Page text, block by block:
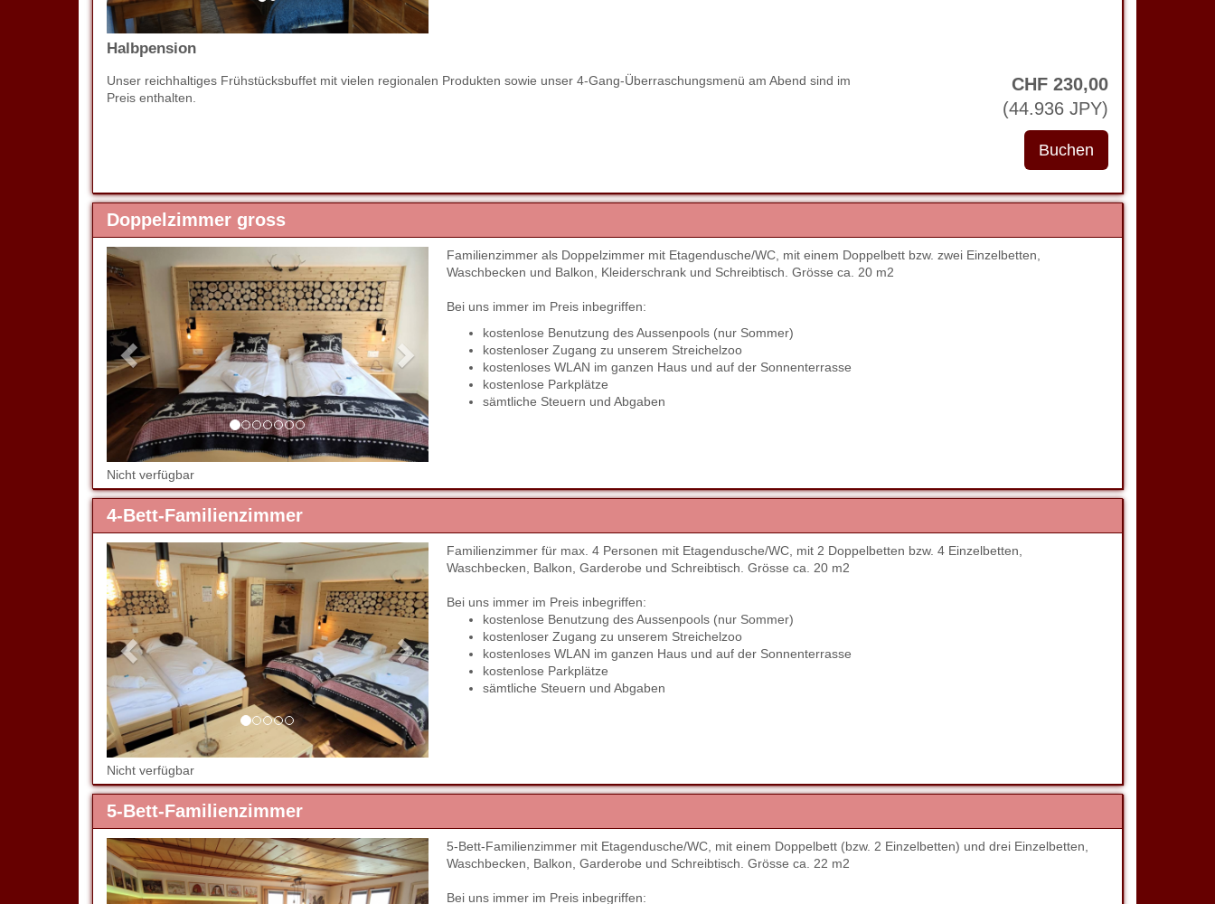
Halbpension
Unser reichhaltiges Frühstücksbuffet mit vielen regionalen Produkten sowie unser 4-Gang-Überraschungsmenü am Abend sind im
Preis enthalten.
CHF 230,00
(44.936 JPY)
Doppelzimmer gross
Previous
Familienzimmer als Doppelzimmer mit Etagendusche/WC, mit einem Doppelbett bzw. zwei Einzelbetten,
Waschbecken und Balkon, Kleiderschrank und Schreibtisch. Grösse ca. 20 m2
Bei uns immer im Preis inbegriffen:
kostenlose Benutzung des Aussenpools (nur Sommer)
kostenloser Zugang zu unserem Streichelzoo
kostenloses WLAN im ganzen Haus und auf der Sonnenterrasse
kostenlose Parkplätze
sämtliche Steuern und Abgaben
Nicht verfügbar
4-Bett-Familienzimmer
Previous
Next
Familienzimmer für max. 4 Personen mit Etagendusche/WC, mit 2 Doppelbetten bzw. 4 Einzelbetten,
Waschbecken, Balkon, Garderobe und Schreibtisch. Grösse ca. 20 m2
Bei uns immer im Preis inbegriffen:
kostenlose Benutzung des Aussenpools (nur Sommer)
kostenloser Zugang zu unserem Streichelzoo
kostenloses WLAN im ganzen Haus und auf der Sonnenterrasse
kostenlose Parkplätze
sämtliche Steuern und Abgaben
Nicht verfügbar
5-Bett-Familienzimmer
Previous
Next
5-Bett-Familienzimmer mit Etagendusche/WC, mit einem Doppelbett (bzw. 2 Einzelbetten) und drei Einzelbetten,
Waschbecken, Balkon, Garderobe und Schreibtisch. Grösse ca. 22 m2
Bei uns immer im Preis inbegriffen: